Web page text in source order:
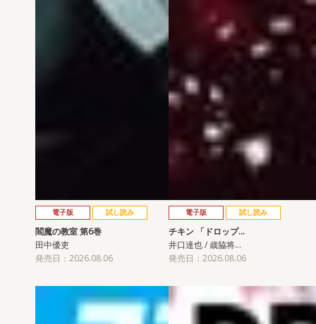
電子版 試し読み
閻魔の教室 第6巻
田中優吏
発売日：2026.08.06
電子版 試し読み
チキン 「ドロップ…
井口達也 / 歳脇将…
発売日：2026.08.06